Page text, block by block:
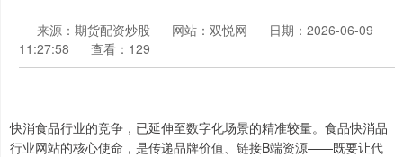
来源：期货配资炒股 网站：双悦网
日期：2026-06-09
11:27:58
查看：129
快消食品行业的竞争，已延伸至数字化场景的精准较量。食品快消品
行业网站的核心使命，是传递品牌价值、链接B端资源——既要让代